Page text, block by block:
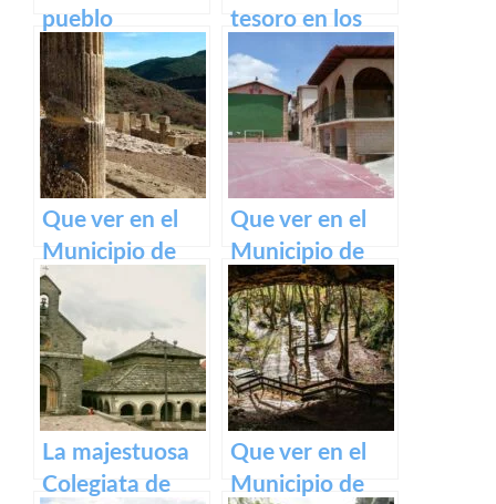
pueblo
medieval de
Olite y su
impresionante
Castillo Palacio
Real.
tesoro en los
Pirineos
Que ver en el
Municipio de
Eslava
(Navarra) en
Navarra
Que ver en el
Municipio de
Armañanzas en
Navarra
La majestuosa
Colegiata de
Que ver en el
Municipio de